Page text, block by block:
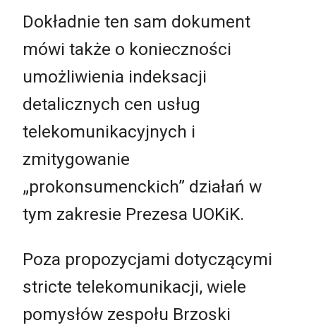
Dokładnie ten sam dokument
mówi także o konieczności
umożliwienia indeksacji
detalicznych cen usług
telekomunikacyjnych i
zmitygowanie
„prokonsumenckich” działań w
tym zakresie Prezesa UOKiK.
Poza propozycjami dotyczącymi
stricte telekomunikacji, wiele
pomysłów zespołu Brzoski